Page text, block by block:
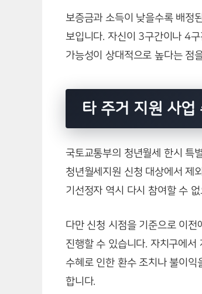
보증금과 소득이 낮을수록 배정
보입니다. 자신이 3구간이나 4
가능성이 상대적으로 높다는 점
타 주거 지원 사업
국토교통부의 청년월세 한시 특
청년월세지원 신청 대상에서 제
기선정자 역시 다시 참여할 수
다만 신청 시점을 기준으로 이
진행할 수 있습니다. 자치구에
수혜로 인한 환수 조치나 불이
합니다.